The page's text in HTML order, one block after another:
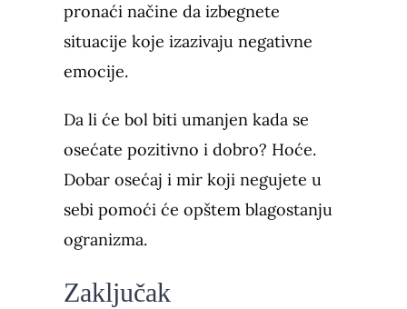
pronaći načine da izbegnete
situacije koje izazivaju negativne
emocije.
Da li će bol biti umanjen kada se
osećate pozitivno i dobro? Hoće.
Dobar osećaj i mir koji negujete u
sebi pomoći će opštem blagostanju
ogranizma.
Zaključak